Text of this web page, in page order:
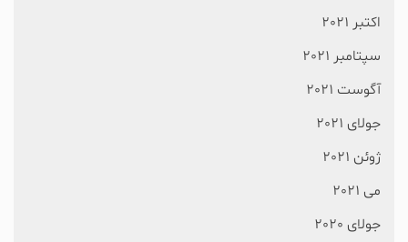
اکتبر 2021
سپتامبر 2021
آگوست 2021
جولای 2021
ژوئن 2021
می 2021
جولای 2020